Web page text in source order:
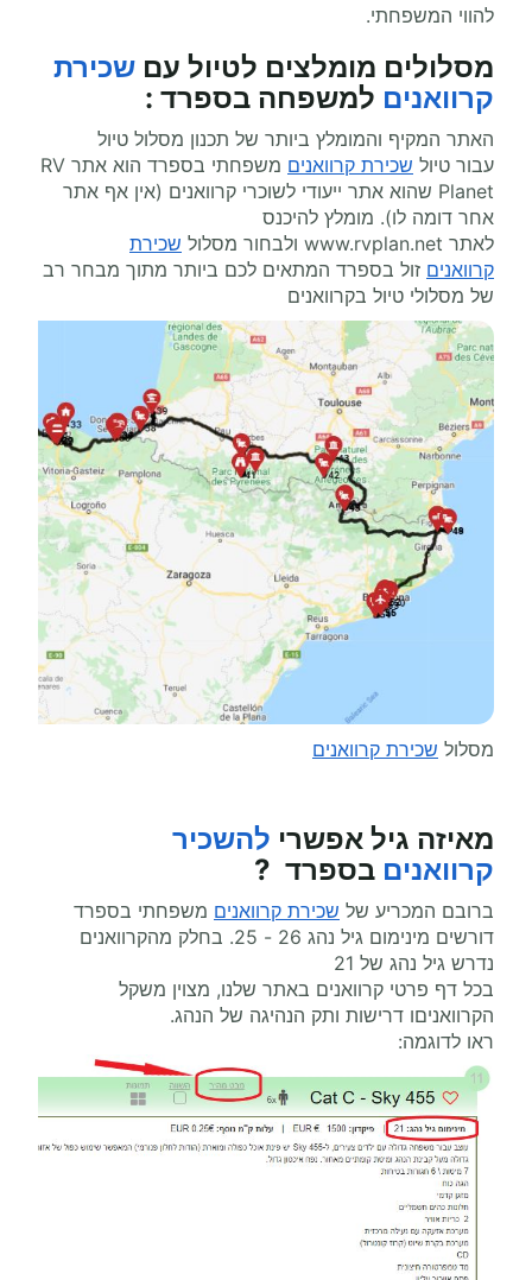
להווי המשפחתי.
מסלולים מומלצים לטיול עם שכירת
קרוואנים למשפחה בספרד :
האתר המקיף והמומלץ ביותר של תכנון מסלול טיול
עבור טיול שכירת קרוואנים משפחתי בספרד הוא אתר RV
Planet שהוא אתר ייעודי לשוכרי קרוואנים (אין אף אתר
אחר דומה לו). מומלץ להיכנס
לאתר www.rvplan.net ולבחור מסלול שכירת
קרוואנים זול בספרד המתאים לכם ביותר מתוך מבחר רב
של מסלולי טיול בקרוואנים
מסלול שכירת קרוואנים
מאיזה גיל אפשרי להשכיר
קרוואנים בספרד ?
ברובם המכריע של שכירת קרוואנים משפחתי בספרד
דורשים מינימום גיל נהג 26 - 25. בחלק מהקרוואנים
נדרש גיל נהג של 21
בכל דף פרטי קרוואנים באתר שלנו, מצוין משקל
הקרוואניםו דרישות ותק הנהיגה של הנהג.
ראו לדוגמה: